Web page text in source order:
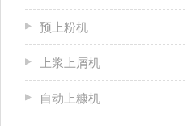
预上粉机
上浆上屑机
自动上糠机